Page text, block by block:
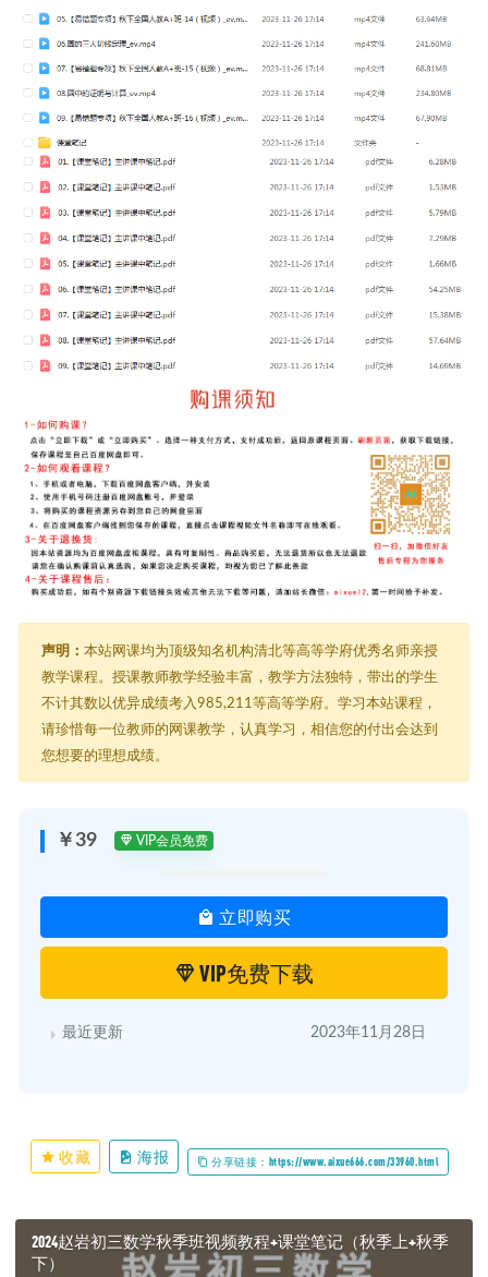
声明： 本站网课均为顶级知名机构清北等高等学府优秀名师亲授
教学课程。授课教师教学经验丰富，教学方法独特，带出的学生
不计其数以优异成绩考入985,211等高等学府。学习本站课程，
请珍惜每一位教师的网课教学，认真学习，相信您的付出会达到
您想要的理想成绩。
￥39 VIP会员免费
立即购买
VIP免费下载
最近更新 2023年11月28日
收藏 海报 分享链接：https://www.aixue666.com/33960.html
2024赵岩初三数学秋季班视频教程+课堂笔记（秋季上+秋季
下）